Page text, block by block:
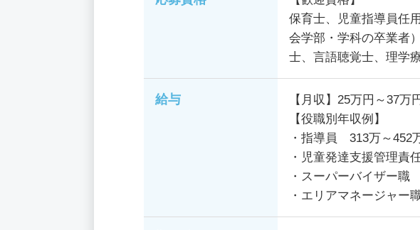
保育士、児童指導員任
会学部・学科の卒業者
士、言語聴覚士、理学
給与
【月収】25万円～37万
【役職別年収例】
・指導員 313万～452
・児童発達支援管理
・スーパーバイザー
・エリアマネージャ